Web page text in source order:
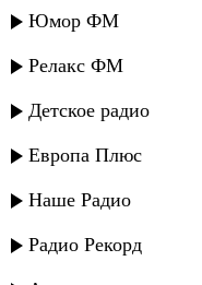
Юмор ФМ
Релакс ФМ
Детское радио
Европа Плюс
Наше Радио
Радио Рекорд
Илья Ханукаев -
Илья Ханукаев
Жасмин -
Жасмин -